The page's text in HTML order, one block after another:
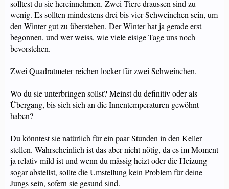
solltest du sie hereinnehmen. Zwei Tiere draussen sind zu
wenig. Es sollten mindestens drei bis vier Schweinchen sein, um
den Winter gut zu überstehen. Der Winter hat ja gerade erst
begonnen, und wer weiss, wie viele eisige Tage uns noch
bevorstehen.
Zwei Quadratmeter reichen locker für zwei Schweinchen.
Wo du sie unterbringen sollst? Meinst du definitiv oder als
Übergang, bis sich sich an die Innentemperaturen gewöhnt
haben?
Du könntest sie natürlich für ein paar Stunden in den Keller
stellen. Wahrscheinlich ist das aber nicht nötig, da es im Moment
ja relativ mild ist und wenn du mässig heizt oder die Heizung
sogar abstellst, sollte die Umstellung kein Problem für deine
Jungs sein, sofern sie gesund sind.